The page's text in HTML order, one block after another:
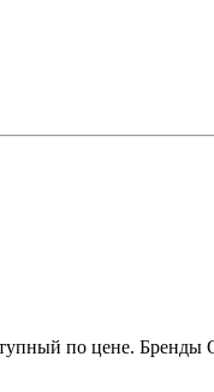
по цене. Бренды